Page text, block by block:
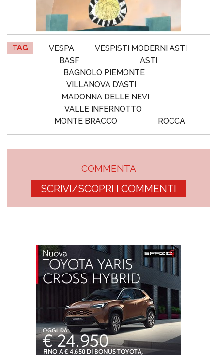
TAG VESPA
VESPISTI MODERNI ASTI
BASF
ASTI
BAGNOLO PIEMONTE
VILLANOVA D’ASTI
MADONNA DELLE NEVI
VALLE INFERNOTTO
MONTE BRACCO
ROCCA
COMMENTA
SCRIVI/SCOPRI I COMMENTI